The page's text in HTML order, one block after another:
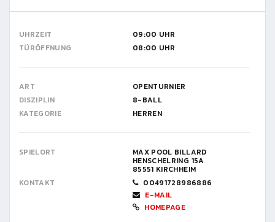
UHRZEIT
09:00 UHR
TÜRÖFFNUNG
08:00 UHR
ART
OPENTURNIER
DISZIPLIN
8-BALL
KATEGORIE
HERREN
SPIELORT MAX POOL BILLARD
HENSCHELRING 15A
85551 KIRCHHEIM
KONTAKT
00491728986886
E-MAIL
HOMEPAGE